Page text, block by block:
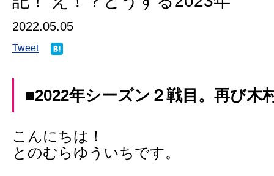
2022.05.05
Tweet
■2022年シーズン２戦目。再び木
こんにちは！
とのむらゆういちです。